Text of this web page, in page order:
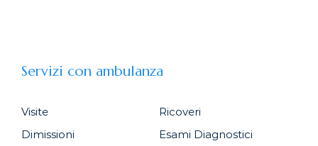
Servizi con ambulanza
Visite
Ricoveri
Dimissioni
Esami Diagnostici